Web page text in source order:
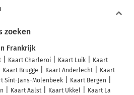
zoeken
Frankrijk
Kaart Charleroi Kaart Luik
Kaart
Kaart Brugge Kaart Anderlecht
Kaart
Sint-Jans-Molenbeek
Kaart Bergen
Kaart Aalst Kaart Ukkel
Kaart La